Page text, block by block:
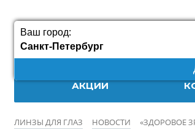
Ваш город:
Санкт-Петербург
АКЦИИ
ЛИНЗЫ ДЛЯ ГЛАЗ НОВОСТИ «ЗДОРОВОЕ